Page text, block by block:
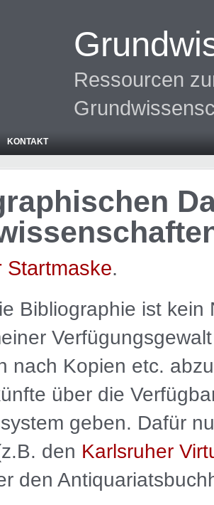
Ressourcen
KONTAKT
Startmaske.
Bibliographie ist kein
nach Kopien etc.
über die
geben. Dafür
den Karlsruher
den